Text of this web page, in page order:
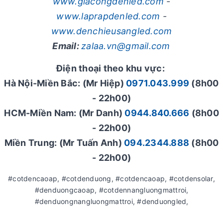
www.laprapdenled.com -
www.denchieusangled.com
Email:zalaa.vn@gmail.com
Điện thoại theo khu vực:
Hà Nội-Miền Bắc: (Mr Hiệp) 0971.043.999 (8h00
- 22h00)
HCM-Miền Nam: (Mr Danh) 0944.840.666 (8h00
- 22h00)
Miền Trung: (Mr Tuấn Anh) 094.2344.888 (8h00
- 22h00)
#cotdencaoap, #cotdenduong, #cotdencaoap, #cotdensolar,
#denduongcaoap, #cotdennangluongmattroi,
#denduongnangluongmattroi, #denduongled,